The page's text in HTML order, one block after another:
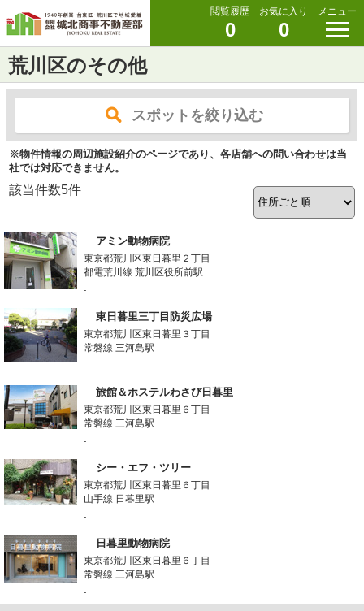
閲覧履歴
0
お気に入り
0
メニュー
荒川区のその他
スポットを絞り込む
※物件情報の周辺施設紹介のページであり、各店舗への問い合わせは当
社では対応できません。
該当件数5件
アミン動物病院
東京都荒川区東日暮里２丁目
都電荒川線 荒川区役所前駅
-
東日暮里三丁目防災広場
東京都荒川区東日暮里３丁目
常磐線 三河島駅
-
旅館＆ホステルわさび日暮里
東京都荒川区東日暮里６丁目
常磐線 三河島駅
-
シー・エフ・ツリー
東京都荒川区東日暮里６丁目
山手線 日暮里駅
-
日暮里動物病院
東京都荒川区東日暮里６丁目
常磐線 三河島駅
-